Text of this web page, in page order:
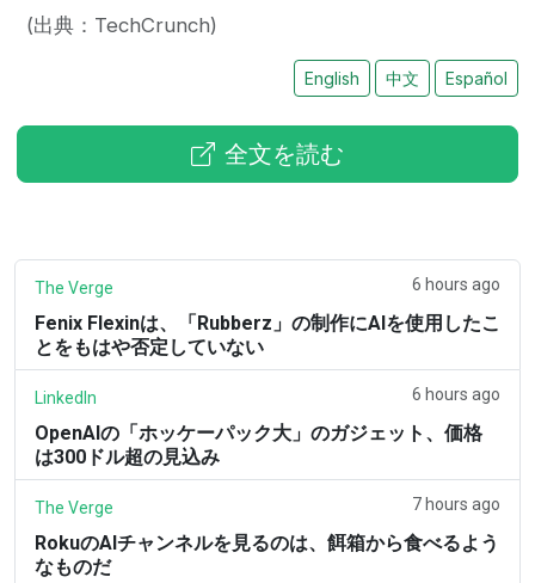
(出典：TechCrunch)
English 中文 Español
全文を読む
The Verge 6 hours ago
Fenix Flexinは、「Rubberz」の制作にAIを使用したこ
とをもはや否定していない
LinkedIn 6 hours ago
OpenAIの「ホッケーパック大」のガジェット、価格
は300ドル超の見込み
The Verge 7 hours ago
RokuのAIチャンネルを見るのは、餌箱から食べるよう
なものだ